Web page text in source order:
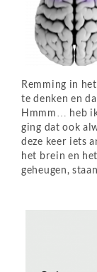
Remming in
te denken en
Hmmm… heb
ging dat ook
deze keer iets
het brein en
geheugen,